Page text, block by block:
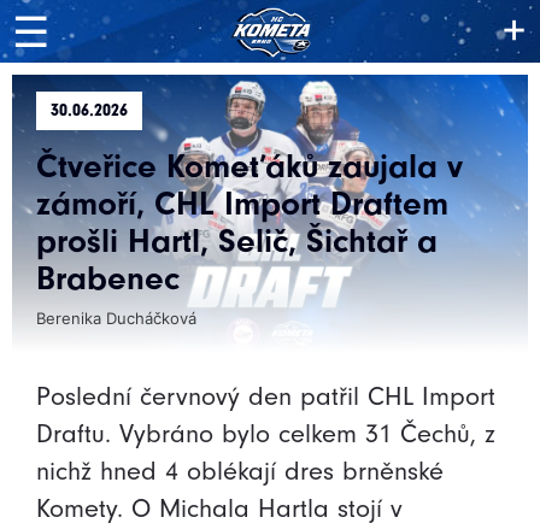
☰ +
30.06.2026
Čtveřice Komeťáků zaujala v
zámoří, CHL Import Draftem
prošli Hartl, Selič, Šichtař a
Brabenec
Berenika Ducháčková
Poslední červnový den patřil CHL Import
Draftu. Vybráno bylo celkem 31 Čechů, z
nichž hned 4 oblékají dres brněnské
Komety. O Michala Hartla stojí v